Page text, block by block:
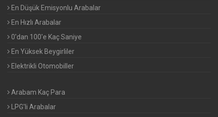
En Düşük Emisyonlu Arabalar
En Hızlı Arabalar
0'dan 100'e Kaç Saniye
En Yüksek Beygirliler
Elektrikli Otomobiller
Arabam Kaç Para
LPG'li Arabalar